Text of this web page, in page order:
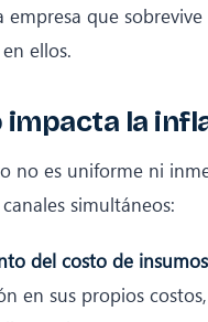
empresa que
ellos.
impacta la
no es uniforme ni
simultáneos:
del costo de
en sus propios